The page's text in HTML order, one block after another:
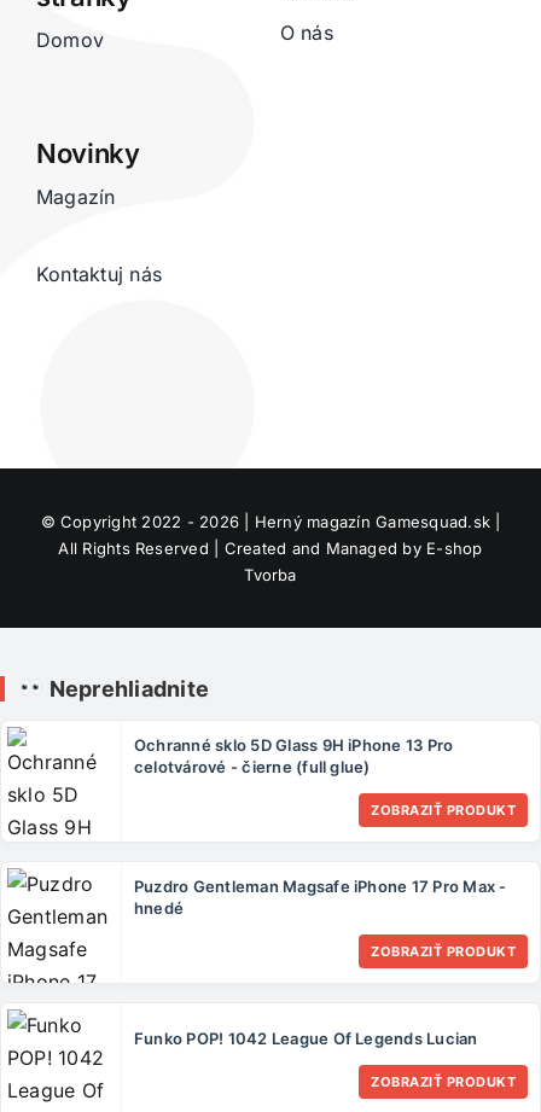
Domov O nás
Novinky
Magazín
Kontaktuj nás
© Copyright 2022 - 2026 | Herný magazínGamesquad.sk
All Rights Reserved | Created and Managed by E-shop
Tvorba
Neprehliadnite
Ochranné sklo 5D Glass 9H iPhone 13 Pro
celotvárové - čierne (full glue)
ZOBRAZIŤ PRODUKT
Puzdro Gentleman Magsafe iPhone 17 Pro Max -
hnedé
ZOBRAZIŤ PRODUKT
Funko POP! 1042 League Of Legends Lucian
ZOBRAZIŤ PRODUKT